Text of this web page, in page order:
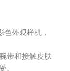
色外观样机，
带和接触皮肤
。